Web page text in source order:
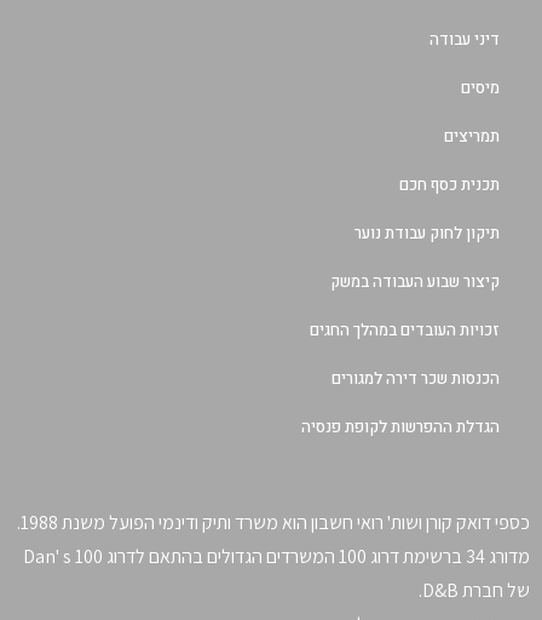
דיני עבודה
מיסים
תמריצים
תכנית כסף חכם
תיקון לחוק עבודת נוער
קיצור שבוע העבודה במשק
זכויות העובדים במהלך החגים
הכנסות שכר דירה למגורים
הגדלת ההפרשות לקופת פנסיה
כספי דואק קורן ושות' רואי חשבון הוא משרד ותיק ודינמי הפועל משנת 1988.
מדורג 34 ברשימת דרוג 100 המשרדים הגדולים בהתאם לדרוג Dan' s 100
של חברת D&B.